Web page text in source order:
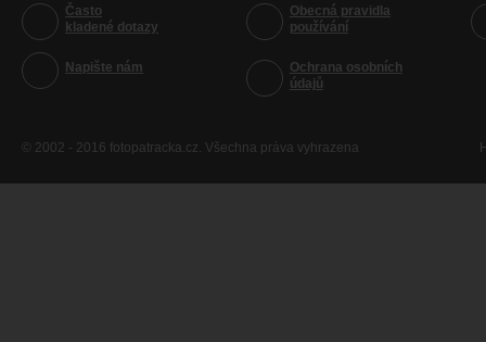
Často
kladené dotazy
Napište nám
Obecná pravidla
používání
Ochrana osobních
údajů
© 2002 - 2016 fotopatracka.cz. Všechna práva vyhrazena